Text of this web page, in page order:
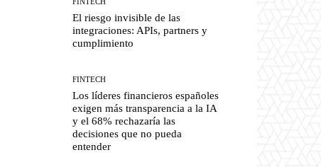
FINTECH
El riesgo invisible de las
integraciones: APIs, partners y
cumplimiento
FINTECH
Los líderes financieros españoles
exigen más transparencia a la IA
y el 68% rechazaría las
decisiones que no pueda
entender